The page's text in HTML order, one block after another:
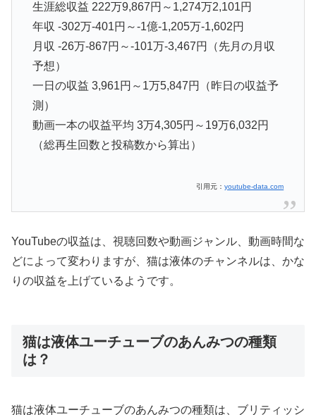
生涯総収益 222万9,867円～1,274万2,101円
年収 -302万-401円～-1億-1,205万-1,602円
月収 -26万-867円～-101万-3,467円（先月の月収
予想）
一日の収益 3,961円～1万5,847円（昨日の収益予
測）
動画一本の収益平均 3万4,305円～19万6,032円
（総再生回数と投稿数から算出）
引用元：youtube-data.com
YouTubeの収益は、視聴回数や動画ジャンル、動画時間な
どによって変わりますが、猫は液体のチャンネルは、かな
りの収益を上げているようです。
猫は液体ユーチューブのあんみつの種類
は？
猫は液体ユーチューブのあんみつの種類は、ブリティッシ